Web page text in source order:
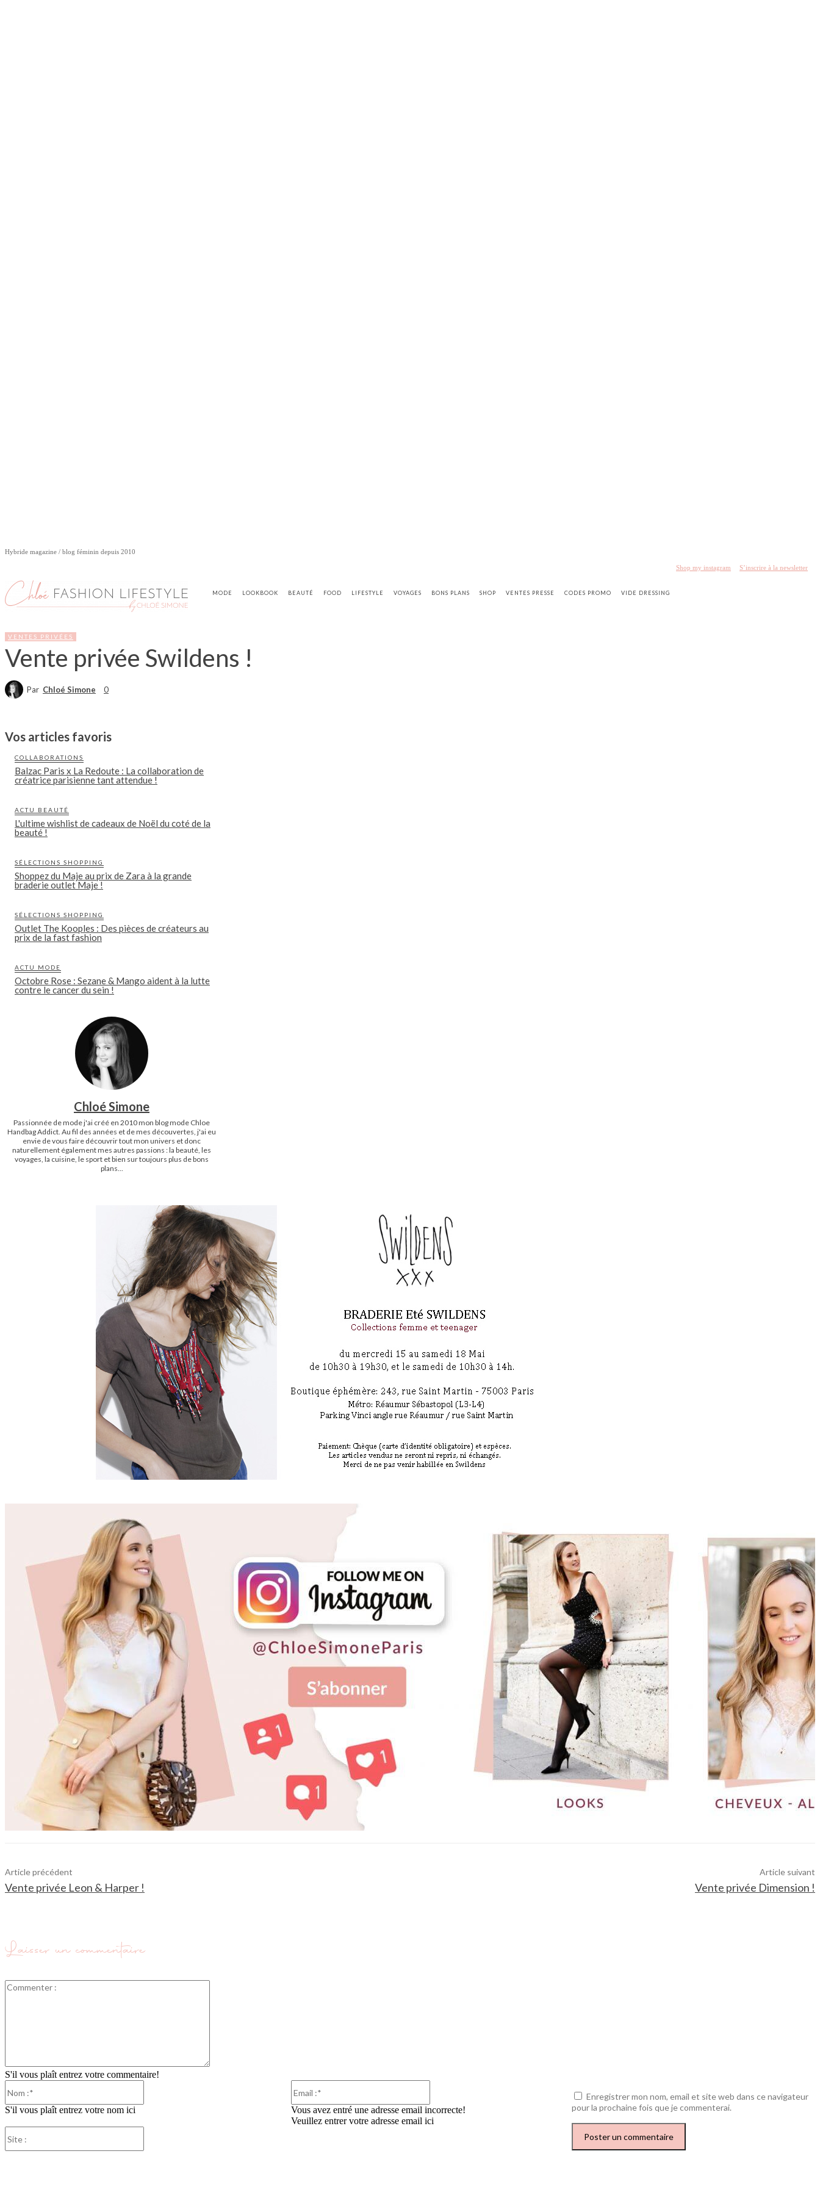
Hybride magazine / blog féminin depuis 2010
Shop my instagram S’inscrire à la newsletter
MODE LOOKBOOK BEAUTÉ FOOD LIFESTYLE VOYAGES BONS PLANS SHOP VENTES PRESSE CODES PROMO VIDE DRESSING
VENTES PRIVÉES
Vente privée Swildens !
Par Chloé Simone 0
Vos articles favoris
COLLABORATIONS
Balzac Paris x La Redoute : La collaboration de
créatrice parisienne tant attendue !
ACTU BEAUTÉ
L'ultime wishlist de cadeaux de Noël du coté de la
beauté !
SÉLECTIONS SHOPPING
Shoppez du Maje au prix de Zara à la grande
braderie outlet Maje !
SÉLECTIONS SHOPPING
Outlet The Kooples : Des pièces de créateurs au
prix de la fast fashion
ACTU MODE
Octobre Rose : Sezane & Mango aident à la lutte
contre le cancer du sein !
Chloé Simone
Passionnée de mode j'ai créé en 2010 mon blog mode Chloe
Handbag Addict. Au fil des années et de mes découvertes, j'ai eu
envie de vous faire découvrir tout mon univers et donc
naturellement également mes autres passions : la beauté, les
voyages, la cuisine, le sport et bien sur toujours plus de bons
plans...
Article précédent
Vente privée Leon & Harper !
Article suivant
Vente privée Dimension !
Laisser un commentaire
S'il vous plaît entrez votre commentaire!
S'il vous plaît entrez votre nom ici
Vous avez entré une adresse email incorrecte!
Veuillez entrer votre adresse email ici
Enregistrer mon nom, email et site web dans ce navigateur
pour la prochaine fois que je commenterai.